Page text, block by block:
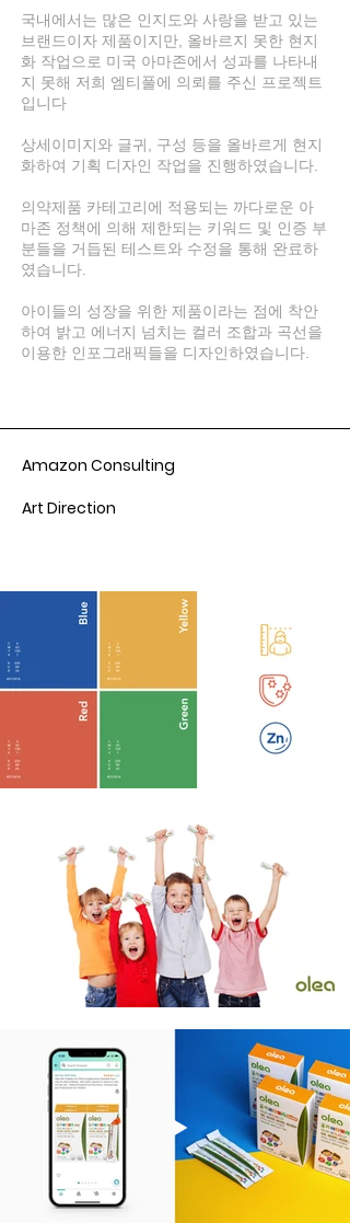
국내에서는 많은 인지도와 사랑을 받고 있는
브랜드이자 제품이지만, 올바르지 못한 현지
화 작업으로 미국 아마존에서 성과를 나타내
지 못해 저희 엠티풀에 의뢰를 주신 프로젝트
입니다
상세이미지와 글귀, 구성 등을 올바르게 현지
화하여 기획 디자인 작업을 진행하였습니다.
의약제품 카테고리에 적용되는 까다로운 아
마존 정책에 의해 제한되는 키워드 및 인증 부
분들을 거듭된 테스트와 수정을 통해 완료하
였습니다.
아이들의 성장을 위한 제품이라는 점에 착안
하여 밝고 에너지 넘치는 컬러 조합과 곡선을
이용한 인포그래픽들을 디자인하였습니다.
Amazon Consulting
Art Direction